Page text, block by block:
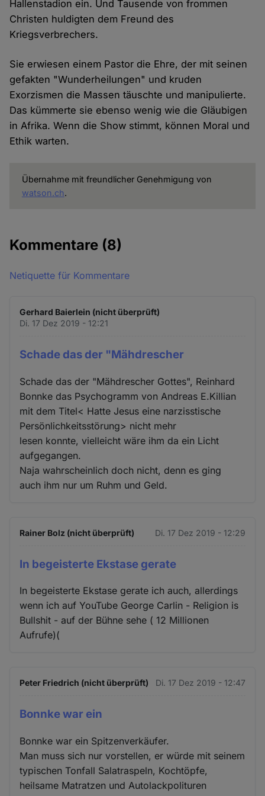
Hallenstadion ein. Und Tausende von frommen
Christen huldigten dem Freund des
Kriegsverbrechers.
Sie erwiesen einem Pastor die Ehre, der mit seinen
gefakten "Wunderheilungen" und kruden
Exorzismen die Massen täuschte und manipulierte.
Das kümmerte sie ebenso wenig wie die Gläubigen
in Afrika. Wenn die Show stimmt, können Moral und
Ethik warten.
Übernahme mit freundlicher Genehmigung von
watson.ch.
Kommentare (8)
Netiquette für Kommentare
Gerhard Baierlein (nicht überprüft)
Di. 17 Dez 2019 - 12:21
Schade das der "Mähdrescher
Schade das der "Mähdrescher Gottes", Reinhard
Bonnke das Psychogramm von Andreas E.Killian
mit dem Titel< Hatte Jesus eine narzisstische
Persönlichkeitsstörung> nicht mehr
lesen konnte, vielleicht wäre ihm da ein Licht
aufgegangen.
Naja wahrscheinlich doch nicht, denn es ging
auch ihm nur um Ruhm und Geld.
Rainer Bolz (nicht überprüft) Di. 17 Dez 2019 - 12:29
In begeisterte Ekstase gerate
In begeisterte Ekstase gerate ich auch, allerdings
wenn ich auf YouTube George Carlin - Religion is
Bullshit - auf der Bühne sehe ( 12 Millionen
Aufrufe)(
Peter Friedrich (nicht überprüft) Di. 17 Dez 2019 - 12:47
Bonnke war ein
Bonnke war ein Spitzenverkäufer.
Man muss sich nur vorstellen, er würde mit seinem
typischen Tonfall Salatraspeln, Kochtöpfe,
heilsame Matratzen und Autolackpolituren